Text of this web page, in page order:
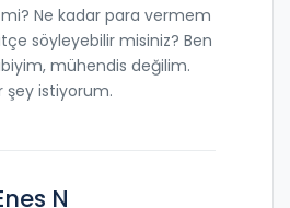
Ne kadar para vermem
söyleyebilir misiniz? Ben
mühendis değilim.
şey istiyorum.
N